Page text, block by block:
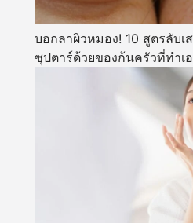
บอกลาผิวหมอง! 10 สูตรลับเ
ซุปตาร์ด้วยของก้นครัวที่ทำเอ